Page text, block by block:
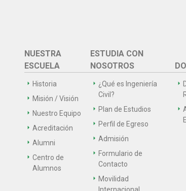
NUESTRA
ESCUELA
Historia
Misión / Visión
Nuestro Equipo
Acreditación
Alumni
Centro de
Alumnos
ESTUDIA CON
NOSOTROS
¿Qué es Ingeniería
Civil?
Plan de Estudios
Perfil de Egreso
Admisión
Formulario de
Contacto
Movilidad